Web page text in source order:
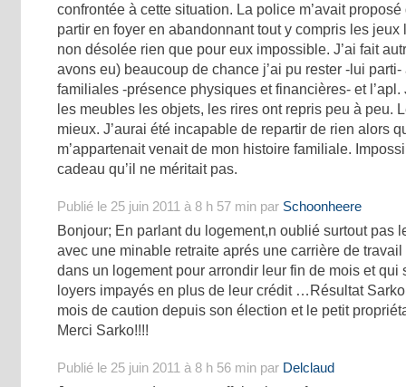
confrontée à cette situation. La police m’avait
partir en foyer en abandonnant tout y compris les jeux
non désolée rien que pour eux impossible. J’ai fait
avons eu) beaucoup de chance j’ai pu rester -lui
familiales -présence physiques et financières- et l’apl.
les meubles les objets, les rires ont repris peu à peu.
mieux. J’aurai été incapable de repartir de rien alors
m’appartenait venait de mon histoire familiale.
cadeau qu’il ne méritait pas.
Publié le 25 juin 2011 à 8 h 57 min par Schoonheere
Bonjour; En parlant du logement,n oublié surtout pas
avec une minable retraite aprés une carrière de
dans un logement pour arrondir leur fin de mois et qui
loyers impayés en plus de leur crédit …Résultat
mois de caution depuis son élection et le petit
Merci Sarko!!!!
Publié le 25 juin 2011 à 8 h 56 min par Delclaud